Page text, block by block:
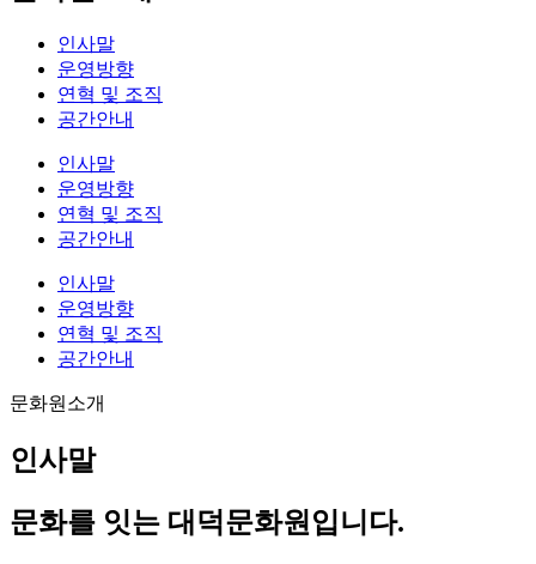
인사말
운영방향
연혁 및 조직
공간안내
인사말
운영방향
연혁 및 조직
공간안내
인사말
운영방향
연혁 및 조직
공간안내
문화원소개
인사말
문화를 잇는 대덕문화원 입니다.